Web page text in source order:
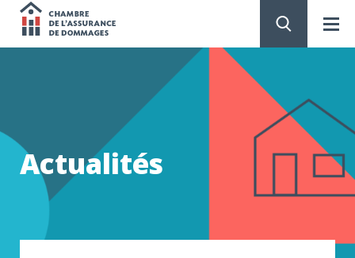
Chambre
l'assurance
de
dommages
Actualités